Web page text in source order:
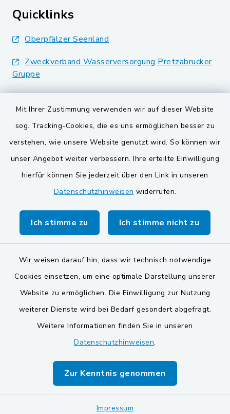
Mit Ihrer Zustimmung verwenden wir auf dieser Website
sog. Tracking-Cookies, die es uns ermöglichen besser zu
verstehen, wie unsere Website genutzt wird. So können wir
unser Angebot weiter verbessern. Ihre erteilte Einwilligung
hierfür können Sie jederzeit über den Link in unseren
Datenschutzhinweisen widerrufen.
Ich stimme zu Ich stimme nicht zu
Wir weisen darauf hin, dass wir technisch notwendige
Cookies einsetzen, um eine optimale Darstellung unserer
Website zu ermöglichen. Die Einwilligung zur Nutzung
weiterer Dienste wird bei Bedarf gesondert abgefragt.
Weitere Informationen finden Sie in unseren
Datenschutzhinweisen.
Zur Kenntnis genommen
Impressum
Quicklinks
Oberpfälzer Seenland
Zweckverband Wasserversorgung Pretzabrucker
Gruppe
Landkreis Schwandorf
VG und Gemeinden
Gemeinde Schwarzach bei Nabburg
Gemeinde Stulln
Verwaltungsgemeinschaft Schwarzenfeld
Barrierefreiheit
Impressum
Sitemap